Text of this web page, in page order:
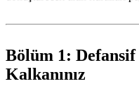
Bölüm 1:
Kalkanınız